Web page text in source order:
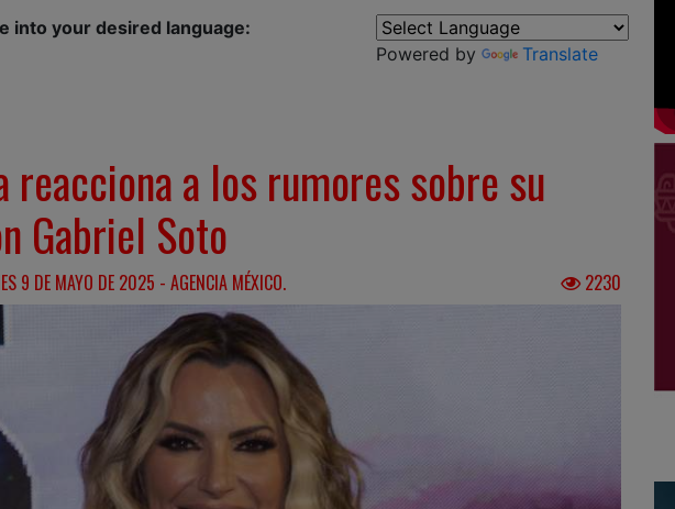
into your desired language:
Powered by
Translate
reacciona a los rumores sobre su
Gabriel Soto
9 DE MAYO DE 2025 - AGENCIA MÉXICO. 2230